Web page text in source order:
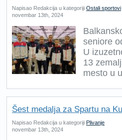
Napisao Redakcija u kategoriji Ostali sportovi
novembar 13th, 2024
seniore
U
13
mesto u
Šest medalja za Spartu na
Napisao Redakcija u kategoriji Plivanje
novembar 13th, 2024